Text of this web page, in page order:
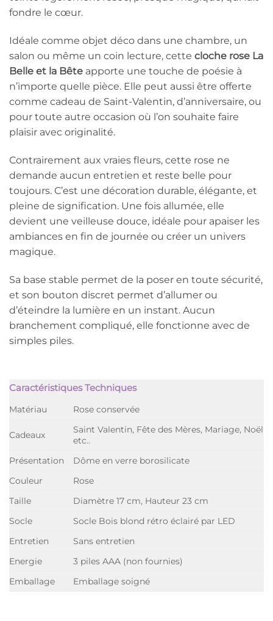
fondre le cœur.
Idéale comme objet déco dans une chambre, un
salon ou même un coin lecture, cette cloche rose La
Belle et la Bête apporte une touche de poésie à
n’importe quelle pièce. Elle peut aussi être offerte
comme cadeau de Saint-Valentin, d’anniversaire, ou
pour toute autre occasion où l’on souhaite faire
plaisir avec originalité.
Contrairement aux vraies fleurs, cette rose ne
demande aucun entretien et reste belle pour
toujours. C’est une décoration durable, élégante, et
pleine de signification. Une fois allumée, elle
devient une veilleuse douce, idéale pour apaiser les
ambiances en fin de journée ou créer un univers
magique.
Sa base stable permet de la poser en toute sécurité,
et son bouton discret permet d’allumer ou
d’éteindre la lumière en un instant. Aucun
branchement compliqué, elle fonctionne avec de
simples piles.
Caractéristiques Techniques
Matériau Rose conservée
Cadeaux
Saint Valentin, Fête des Mères, Mariage, Noël
etc..
Présentation
Dôme en verre borosilicate
Couleur
Rose
Taille
Diamètre 17 cm, Hauteur 23 cm
Socle
Socle Bois blond rétro éclairé par LED
Entretien
Sans entretien
Energie
3 piles AAA (non fournies)
Emballage
Emballage soigné